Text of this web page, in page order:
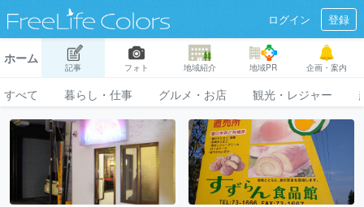
ログイン 登録
ホーム
記事 フォト 地域紹介 地域PR 企画・案内
すべて 暮らし・仕事 グルメ・お店 観光・レジャー